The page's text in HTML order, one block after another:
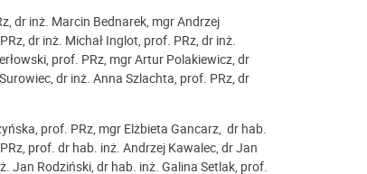
dr inż. Marcin Bednarek, mgr Andrzej
dr inż. Michał Inglot, prof. PRz, dr inż.
prof. PRz, mgr Artur Polakiewicz, dr
dr inż. Anna Szlachta, prof. PRz, dr
prof. PRz, mgr Elżbieta Gancarz, dr hab.
prof. dr hab. inż. Andrzej Kawalec, dr Jan
Jan Rodziński, dr hab. inż. Galina Setlak, prof.